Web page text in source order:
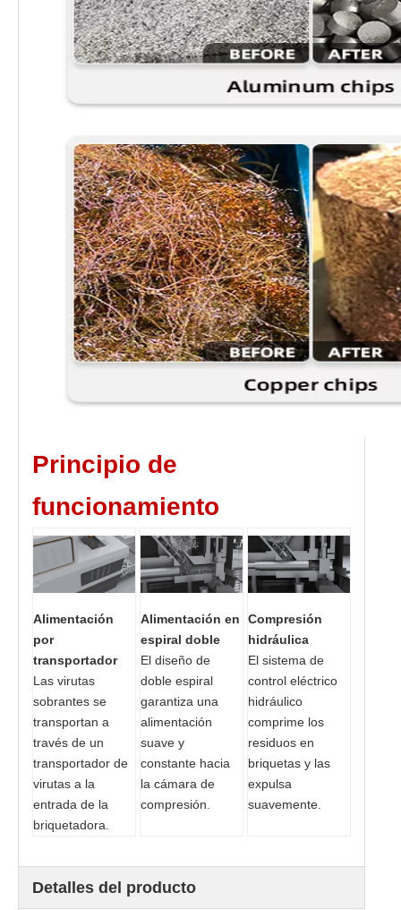
Principio de
funcionamiento
Alimentación
por
transportador
Las virutas
sobrantes se
transportan a
través de un
transportador de
virutas a la
entrada de la
briquetadora.
Alimentación en
espiral doble
El diseño de
doble espiral
garantiza una
alimentación
suave y
constante hacia
la cámara de
compresión.
Compresión
hidráulica
El sistema de
control eléctrico
hidráulico
comprime los
residuos en
briquetas y las
expulsa
suavemente.
Detalles del producto